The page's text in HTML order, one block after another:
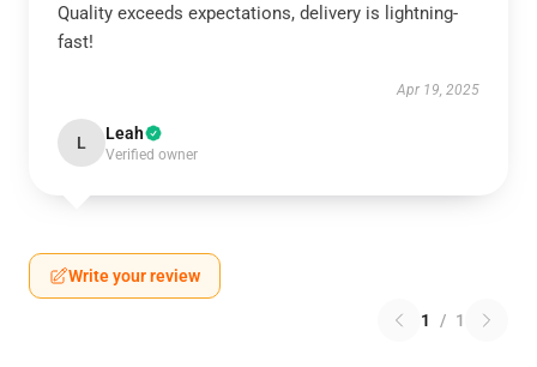
Quality exceeds expectations, delivery is lightning-
fast!
Apr 19, 2025
L Leah
Verified owner
Write your review
1 / 1